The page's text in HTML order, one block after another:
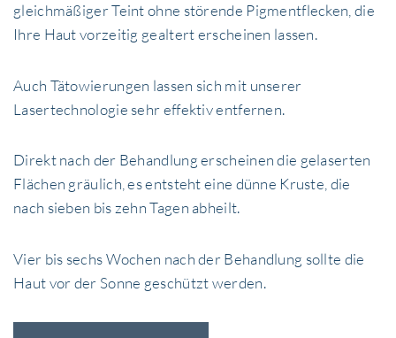
gleichmäßiger Teint ohne störende Pigmentflecken, die
Ihre Haut vorzeitig gealtert erscheinen lassen.
Auch Tätowierungen lassen sich mit unserer
Lasertechnologie sehr effektiv entfernen.
Direkt nach der Behandlung erscheinen die gelaserten
Flächen gräulich, es entsteht eine dünne Kruste, die
nach sieben bis zehn Tagen abheilt.
Vier bis sechs Wochen nach der Behandlung sollte die
Haut vor der Sonne geschützt werden.